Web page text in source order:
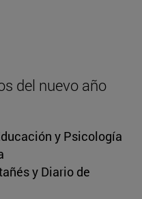
del nuevo año
y Psicología
y Diario de